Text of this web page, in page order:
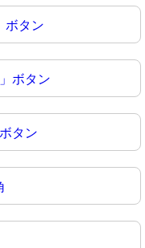
ボタン
ボタン
タン